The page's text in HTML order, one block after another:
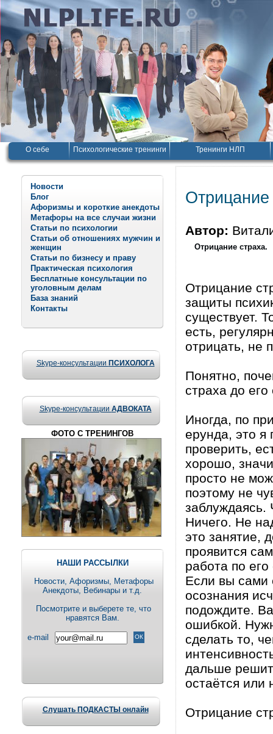
О себе Психологические тренинги Тренинги НЛП
Новости
Блог
Афоризмы и короткие анекдоты
Метафоры на все случаи жизни
Статьи по психологии
Статьи об отношениях мужчин и
женщин
Статьи по бизнесу и праву
Практическая психология
Бесплатные консультации по
уголовным делам
База знаний
Контакты
Skype-консультации ПСИХОЛОГА
Skype-консультации АДВОКАТА
ФОТО С ТРЕНИНГОВ
НАШИ РАССЫЛКИ
Новости, Aфоризмы, Метафоры
Анекдоты, Вебинары и т.д.
Посмотрите и выберете те, что
нравятся Вам.
e-mail
Слушать ПОДКАСТЫ онлайн
Отрицание
Автор:
Отрицание страха.
Отрицание
защиты
существует.
есть,
отрицать, не
Понятно,
страха до
Иногда, по
ерунда, это я
проверить,
хорошо,
просто не
поэтому не
заблуждаясь.
Ничего. Не
это занятие,
проявится
работа по
Если вы сами
осознания
подождите.
ошибкой.
сделать то,
дальше
остаётся или
Отрицание